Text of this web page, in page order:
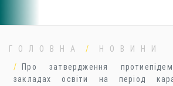
ГОЛОВНА
НОВИНИ
Про затвердження
закладах освіти на період